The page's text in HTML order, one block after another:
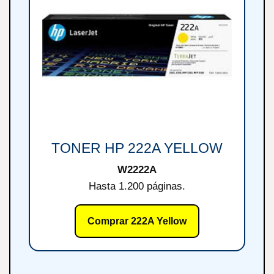
TONER HP 222A YELLOW
W2222A
Hasta 1.200 páginas.
Comprar 222A Yellow